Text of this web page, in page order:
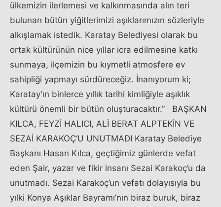
ülkemizin ilerlemesi ve kalkınmasında alın teri
bulunan bütün yiğitlerimizi aşıklarımızın sözleriyle
alkışlamak istedik. Karatay Belediyesi olarak bu
ortak kültürünün nice yıllar icra edilmesine katkı
sunmaya, ilçemizin bu kıymetli atmosfere ev
sahipliği yapmayı sürdüreceğiz. İnanıyorum ki;
Karatay’ın binlerce yıllık tarihi kimliğiyle aşıklık
kültürü önemli bir bütün oluşturacaktır.” BAŞKAN
KILCA, FEYZİ HALICI, ALİ BERAT ALPTEKİN VE
SEZAİ KARAKOÇ’U UNUTMADI Karatay Belediye
Başkanı Hasan Kılca, geçtiğimiz günlerde vefat
eden Şair, yazar ve fikir insanı Sezai Karakoç’u da
unutmadı. Sezai Karakoç’un vefatı dolayısıyla bu
yılki Konya Aşıklar Bayramı’nın biraz buruk, biraz